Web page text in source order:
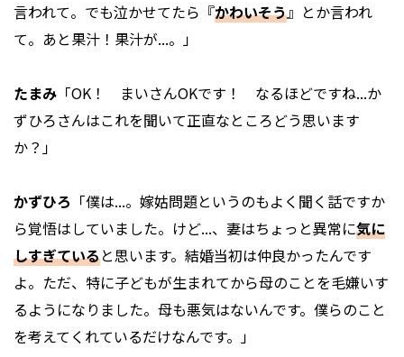
言われて。でも泣かせてたら『かわいそう』とか言われ
て。あと果汁！果汁が...。」
たまみ 「OK！ まいさんOKです！ なるほどですね...か
ずひろさんはこれを聞いて正直なところどう思います
か？」
かずひろ 「僕は...。嫁姑問題というのもよく聞く話ですか
ら覚悟はしていました。けど...、妻はちょっと異常に気に
しすぎていると思います。結婚当初は仲良かったんです
よ。ただ、特に子どもが生まれてから母のことを毛嫌いす
るようになりました。母も悪気はないんです。僕らのこと
を考えてくれているだけなんです。」